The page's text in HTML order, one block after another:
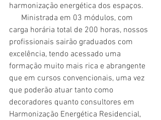
harmonização energética dos espaços.
carga horária total de 200 horas, nossos
profissionais sairão graduados com
excelência, tendo acessado uma
formação muito mais rica e abrangente
que em cursos convencionais, uma vez
que poderão atuar tanto como
decoradores quanto consultores em
Harmonização Energética Residencial,